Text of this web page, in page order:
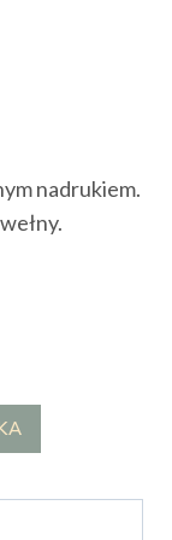
nadrukiem.